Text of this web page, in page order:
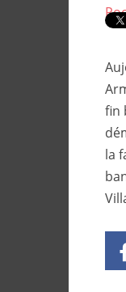
fin
la